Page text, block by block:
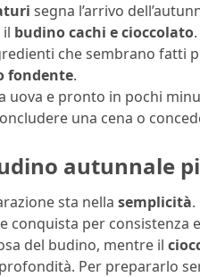
segna l’arrivo
il budino cachi e cioccolato
che sembrano fatti
fondente.
uova e pronto in pochi
una cena o
autunnale
sta nella semplicità
conquista per consistenza
del budino, mentre il
Per prepararlo